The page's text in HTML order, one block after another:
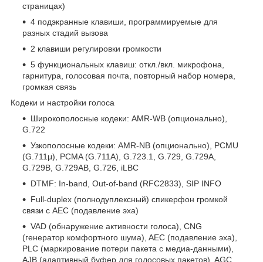
страницах)
4 подэкранные клавиши, программируемые для
разных стадий вызова
2 клавиши регулировки громкости
5 функциональных клавиш: откл./вкл. микрофона,
гарнитура, голосовая почта, повторный набор номера,
громкая связь
Кодеки и настройки голоса
Широкополосные кодеки: AMR-WB (опционально),
G.722
Узкополосные кодеки: AMR-NB (опционально), PCMU
(G.711μ), PCMA (G.711A), G.723.1, G.729, G.729A,
G.729B, G.729AB, G.726, iLBC
DTMF: In-band, Out-of-band (RFC2833), SIP INFO
Full-duplex (полнодуплексный) спикерфон громкой
связи с AEC (подавление эха)
VAD (обнаружение активности голоса), CNG
(генератор комфортного шума), AEC (подавление эха),
PLC (маркирование потери пакета с медиа-данными),
AJB (адаптивный буфер для голосовых пакетов), AGC